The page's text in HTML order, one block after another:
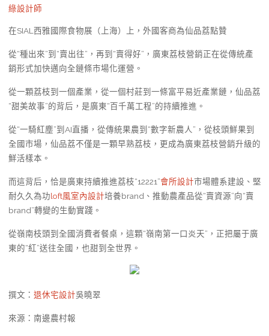
綠設計師
在SIAL西雅國際食物展（上海）上，外國客商為仙品荔點贊
從“種出來”到“賣出往”，再到“賣得好”，廣東荔枝營銷正在從傳統產
銷形式加快邁向全鏈條市場化運營。
從一顆荔枝到一個產業，從一個村莊到一條富平易近產業鏈，仙品荔
“甜美故事”的背后，是廣東“百千萬工程”的持續推進。
從“一騎紅塵”到AI直播，從傳統果農到“數字新農人”，從枝頭鮮果到
全國市場，仙品荔不僅是一顆早熟荔枝，更成為廣東荔枝營銷升級的
鮮活樣本。
而這背后，恰是廣東持續推進荔枝“12221”會所設計市場體系建設、堅
耐久久為功loft風室內設計培養brand、推動農產品從“賣資源”向“賣
brand”轉變的生動實踐。
從嶺南枝頭到全國消費者餐桌，這顆“嶺南第一口炎天”，正把屬于廣
東的“紅”送往全國，也甜到全世界。
撰文： 退休宅設計吳曉翠
來源：南邊農村報